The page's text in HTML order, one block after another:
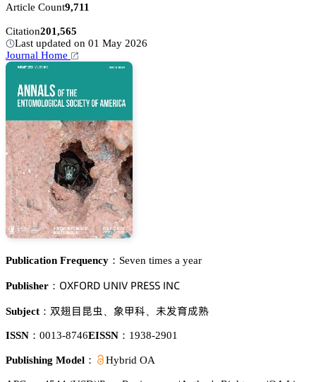
Article Count9,711
Citation201,565
Last updated on 01 May 2026
Journal Home
Publication Frequency： Seven times a year
Publisher： 鵣雼彦鵣葤枀 侶沟喊妯 鵝葤乊偌偌 喊沟。
Subject： 垢鎫㰍火㜟、 臉䌵涛、 闁䖵猇㩆阥
ISSN： 0013-8746EISSN： 1938-2901
Publishing Model： Hybrid OA